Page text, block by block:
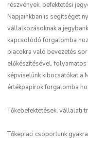
részvények, befektetési
Napjainkban is segítséget
vállalkozásoknak a
kapcsolódó forgalomba
piacokra való bevezetés
előkészítésével,
képviselünk kibocsátókat a
értékpapírok forgalomba
Tőkebefektetések, vállalati
Tőkepiaci csoportunk